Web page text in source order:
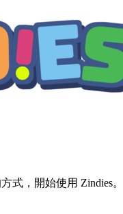
式，開始使用 Zindies。